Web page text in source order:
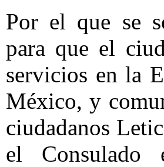
Por el que se
para que el
servicios en la
México, y
ciudadanos
el Consulado